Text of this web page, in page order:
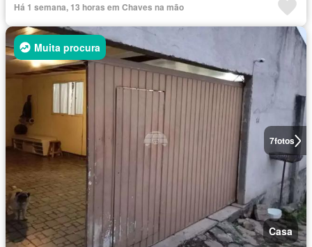
Há 1 semana, 13 horas em Chaves na mão
7fotos
Muita procura
Casa